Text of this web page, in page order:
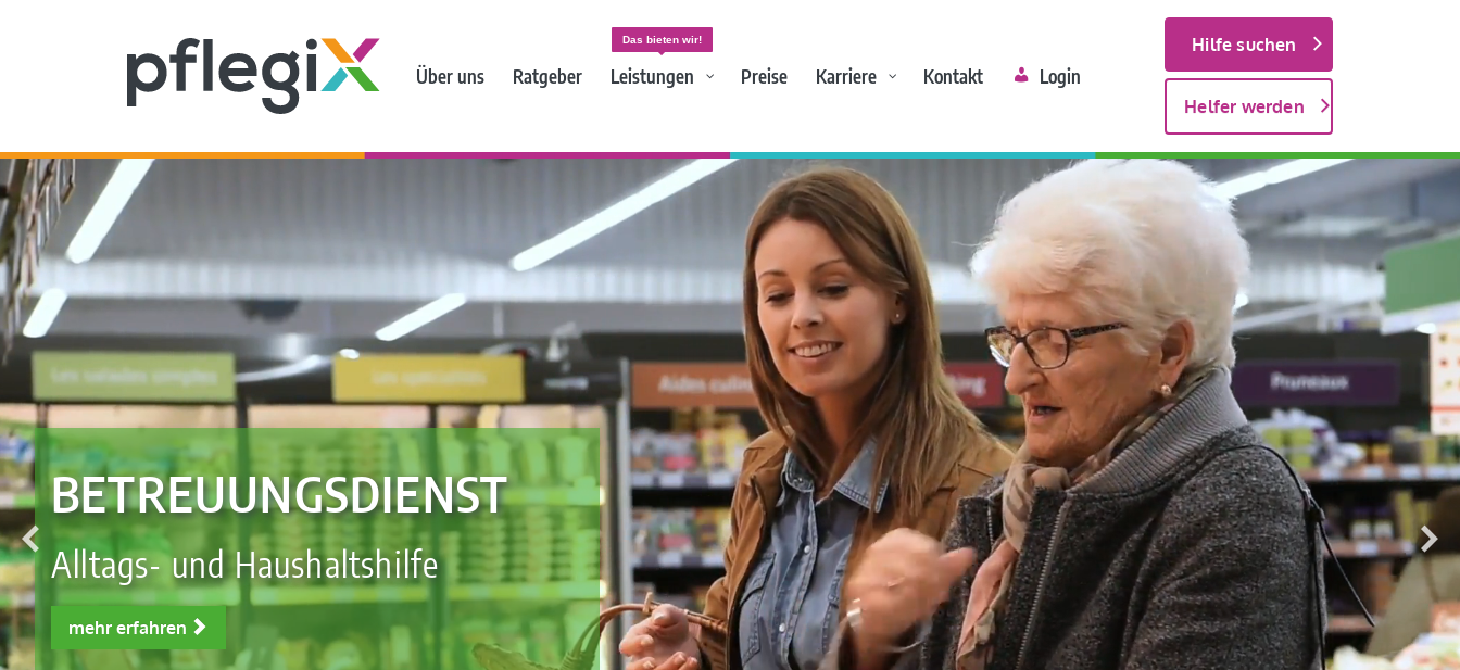
Über uns Ratgeber Leistungen
Das bieten wir!
Preise Karriere Kontakt Login
Hilfe suchen
Helfer werden
LEBENSFREUDE
Begleitung und Gesellschaft
mehr erfahren